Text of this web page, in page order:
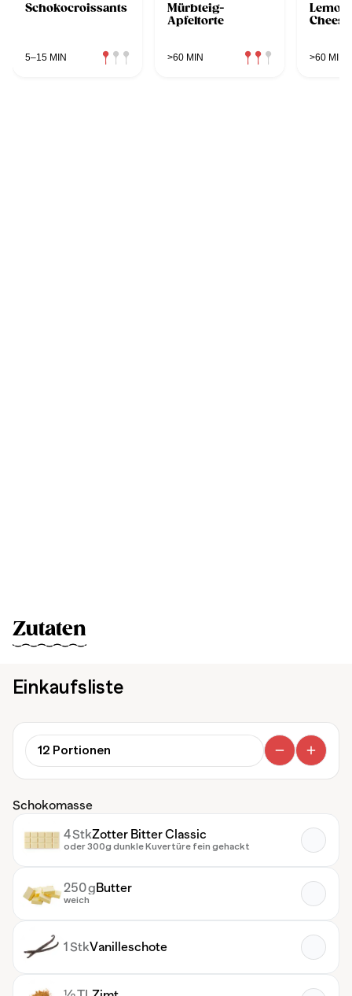
Schokocroissants
5–15 MIN
Mürbteig-
Apfeltorte
>60 MIN
Lemon
>60 MIN
Zutaten